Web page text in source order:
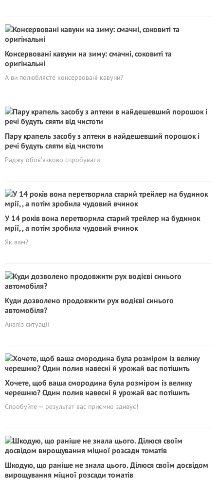
Консервовані кавуни на зиму: смачні, соковиті та
оригінальні
А ви полюбляєте консервовані кавуни?
Пару крапель засобу з аптеки в найдешевший порошок і
речі будуть сяяти від чистоти
Раджу обов’язково спробувати
У 14 років вона перетворила старий трейлер на будинок
мрії, , а потім зробила чудовий вчинок
Як вам?
Куди дозволено продовжити рух водієві синього
автомобіля?
Аналіз ситуації
Хочете, щоб ваша смородина була розміром із велику
черешню? Один полив навесні й урожай вас потішить
Спробуйте — результат вас приємно здивує!
Шкодую, що раніше не знала цього. Ділюся своїм досвідом
вирощування міцної розсади томатів